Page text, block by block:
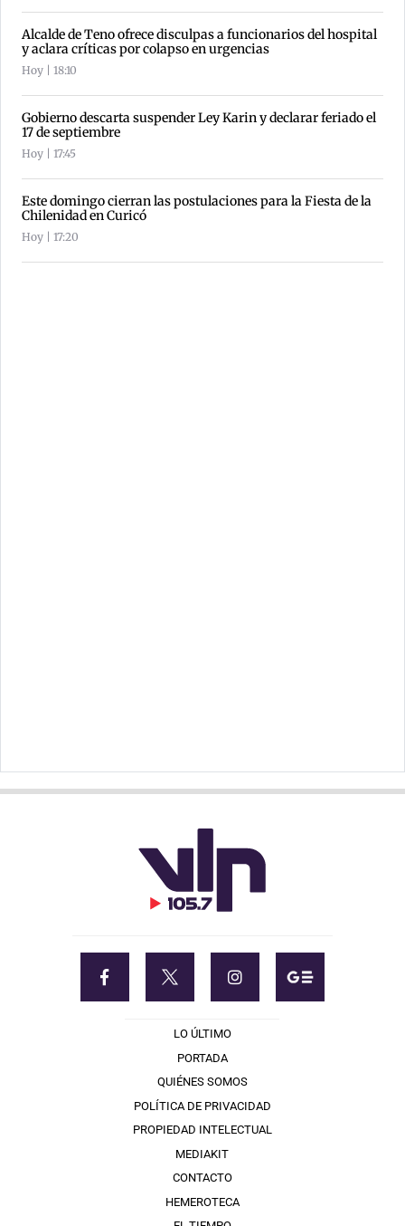
Alcalde de Teno ofrece disculpas a funcionarios del hospital
y aclara críticas por colapso en urgencias
Hoy | 18:10
Gobierno descarta suspender Ley Karin y declarar feriado el
17 de septiembre
Hoy | 17:45
Este domingo cierran las postulaciones para la Fiesta de la
Chilenidad en Curicó
Hoy | 17:20
LO ÚLTIMO
PORTADA
QUIÉNES SOMOS
POLÍTICA DE PRIVACIDAD
PROPIEDAD INTELECTUAL
MEDIAKIT
CONTACTO
HEMEROTECA